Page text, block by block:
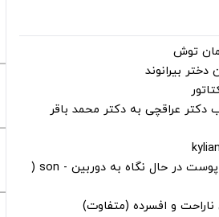
‌توش
دختر بیرانوند
دکتر عراقچی به دکتر محمد باقر
دانلود قالب مرد سیاه پوست در حال نگاه به دوربین - son (
ناراحت و افسرده (متفاوت)